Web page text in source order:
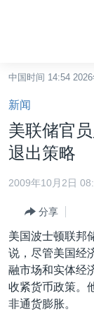
碍
链
接
跳
转
内
转
到
导
航
跳
中国
国际
最新国际新闻
印太
中东
分类新闻
经济·金融·贸易
人权·法律·宗教
美中关系
热点专题
中国时间 14:54
新闻
美联储官
退出策略
2009年10月2日
分享
美国波士顿联邦
说，尽管美国经
融市场和实体经
收紧货币政策。
非通货膨胀。